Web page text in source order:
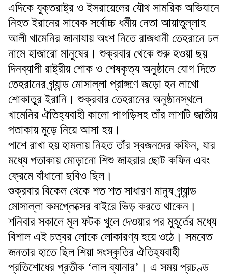
এদিকে যুক্তরাষ্ট্র ও ইসরায়েলের যৌথ সামরিক অভিযানে
নিহত ইরানের সাবেক সর্বোচ্চ ধর্মীয় নেতা আয়াতুল্লাহ
আলী খামেনির জানাযায় অংশ নিতে রাজধানী তেহরানে ঢল
নামে হাজারো মানুষের। শুক্রবার থেকে শুরু হওয়া ছয়
দিনব্যাপী রাষ্ট্রীয় শোক ও শেষকৃত্য অনুষ্ঠানে যোগ দিতে
তেহরানের গ্র্যান্ড মোসাল্লা প্রাঙ্গণে জড়ো হন লাখো
শোকাতুর ইরানি। শুক্রবার তেহরানের অনুষ্ঠানস্থলে
খামেনির ঐতিহ্যবাহী কালো পাগড়িসহ তাঁর লাশটি জাতীয়
পতাকায় মুড়ে নিয়ে আসা হয়।
পাশে রাখা হয় হামলায় নিহত তাঁর স্বজনদের কফিন, যার
মধ্যে পতাকায় মোড়ানো শিশু জাহরার ছোট কফিন এবং
ফ্রেমে বাঁধানো ছবিও ছিল।
শুক্রবার বিকেল থেকে শত শত সাধারণ মানুষ গ্র্যান্ড
মোসাল্লা কমপ্লেক্সের বাইরে ভিড় করতে থাকেন।
শনিবার সকালে মূল ফটক খুলে দেওয়ার পর মুহূর্তের মধ্যে
বিশাল এই চত্বর লোকে লোকারণ্য হয়ে ওঠে। সমবেত
জনতার হাতে ছিল শিয়া সংস্কৃতির ঐতিহ্যবাহী
প্রতিশোধের প্রতীক ‘লাল ব্যানার’। এ সময় প্রচণ্ড